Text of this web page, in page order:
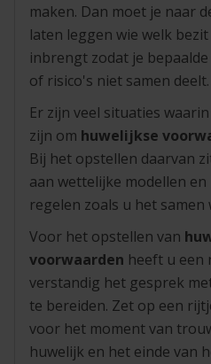
maken. Dan moet je naar
laten leggen wie welk
inbrengt zodat je
of risico's niet samen deelt.
Er zijn veel situaties
zijn om huwelijkse
Bij het opstellen daarvan
aan wettelijke modellen
regelen zoals u het samen
Voor het opstellen van
voorwaarden heeft u een
verstandig het gesprek
te bereiden. Zet op een
voor het moment van
huwelijk en het einde van